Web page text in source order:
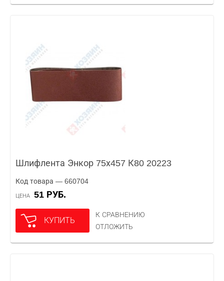
Шлифлента Энкор 75х457 К80 20223
Код товара — 660704
ЦЕНА 51 РУБ.
КУПИТЬ
К СРАВНЕНИЮ
ОТЛОЖИТЬ